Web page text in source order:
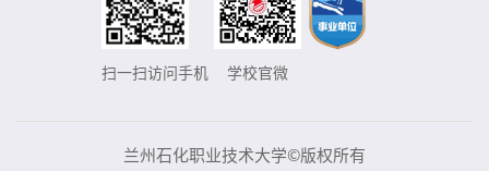
扫一扫访问手机 学校官微
兰州石化职业技术大学©版权所有